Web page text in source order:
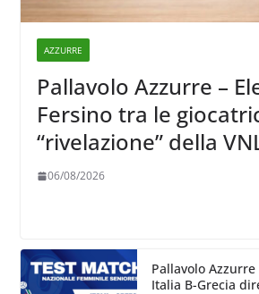
AZZURRE
Pallavolo Azzurre –
Fersino tra le
“rivelazione” della
Volleyball World
06/08/2026
Pallavolo
Italia B-Grecia